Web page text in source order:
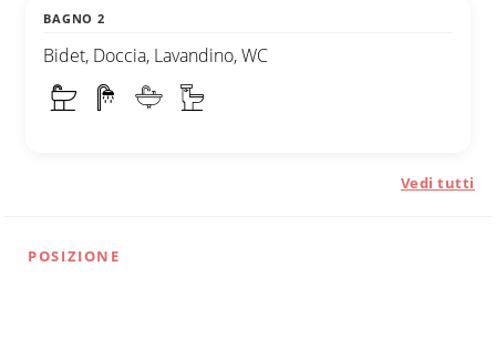
BAGNO 2
Bidet, Doccia, Lavandino, WC
Vedi tutti
POSIZIONE